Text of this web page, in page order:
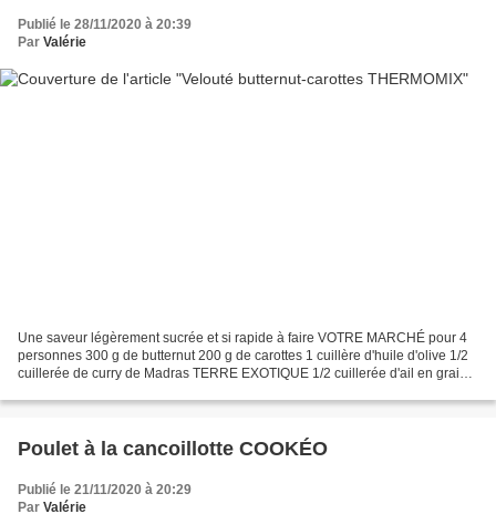
Publié le 28/11/2020 à 20:39
Par Valérie
Une saveur légèrement sucrée et si rapide à faire VOTRE MARCHÉ pour 4
personnes 300 g de butternut 200 g de carottes 1 cuillère d'huile d'olive 1/2
cuillerée de curry de Madras TERRE EXOTIQUE 1/2 cuillerée d'ail en grains
Poulet à la cancoillotte COOKÉO
Publié le 21/11/2020 à 20:29
Par Valérie